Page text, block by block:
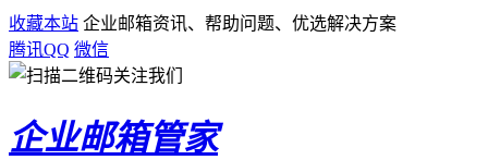
收藏本站 企业邮箱资讯、帮助问题、优选解决方案
腾讯QQ 微信
企业邮箱管家